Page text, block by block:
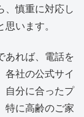
、慎重に対応し
います。
あれば、電話を
各社の公式サイ
自分に合ったプ
特に高齢のご家